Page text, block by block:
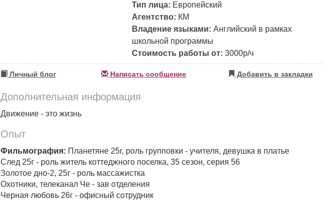
Тип лица: Европейский
Агентство: КМ
Владение языками: Английский в рамках
школьной программы
Стоимость работы от: 3000р/ч
Личный блог Написать сообщение Добавить в закладки
Дополнительная информация
Движение - это жизнь
Опыт
Фильмография: Планетяне 25г, роль групповки - учителя, девушка в платье
След 25г - роль житель коттеджного поселка, 35 сезон, серия 56
Золотое дно-2, 25г - роль массажистка
Охотники, телеканал Че - зав отделения
Черная любовь 26г - офисный сотрудник